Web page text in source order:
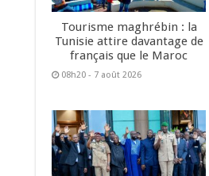
Tourisme maghrébin : la
Tunisie attire davantage de
français que le Maroc
08h20 - 7 août 2026